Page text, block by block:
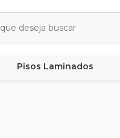
Pisos Laminados